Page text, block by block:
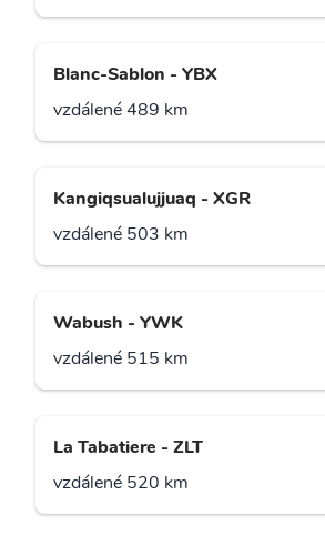
Blanc-Sablon - YBX
vzdálené 489 km
Kangiqsualujjuaq - XGR
vzdálené 503 km
Wabush - YWK
vzdálené 515 km
La Tabatiere - ZLT
vzdálené 520 km